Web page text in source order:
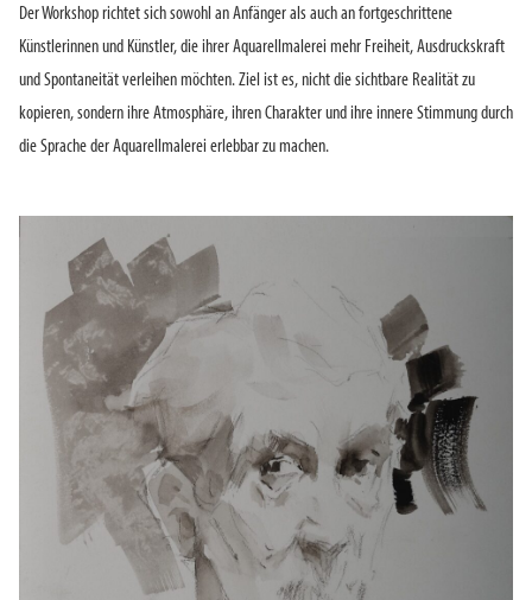
Der Workshop richtet sich sowohl an Anfänger als auch an fortgeschrittene
Künstlerinnen und Künstler, die ihrer Aquarellmalerei mehr Freiheit, Ausdruckskraft
und Spontaneität verleihen möchten. Ziel ist es, nicht die sichtbare Realität zu
kopieren, sondern ihre Atmosphäre, ihren Charakter und ihre innere Stimmung durch
die Sprache der Aquarellmalerei erlebbar zu machen.